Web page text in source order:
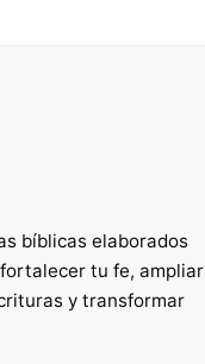
bíblicas elaborados
tu fe, ampliar
y transformar